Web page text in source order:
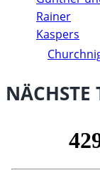
NÄCHSTE